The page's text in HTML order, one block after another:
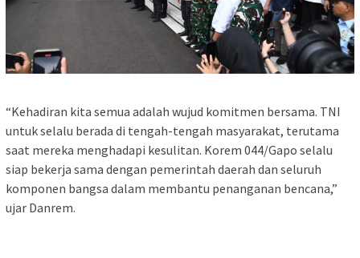
“Kehadiran kita semua adalah wujud komitmen bersama. TNI
untuk selalu berada di tengah-tengah masyarakat, terutama
saat mereka menghadapi kesulitan. Korem 044/Gapo selalu
siap bekerja sama dengan pemerintah daerah dan seluruh
komponen bangsa dalam membantu penanganan bencana,”
ujar Danrem.